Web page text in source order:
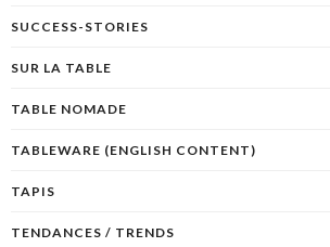
SUCCESS-STORIES
SUR LA TABLE
TABLE NOMADE
TABLEWARE (ENGLISH CONTENT)
TAPIS
TENDANCES / TRENDS